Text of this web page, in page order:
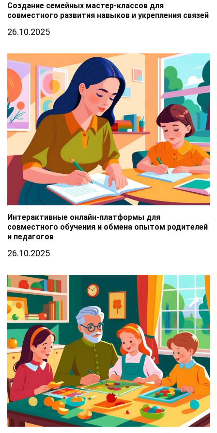
Создание семейных мастер-классов для
совместного развития навыков и укрепления связей
26.10.2025
Интерактивные онлайн-платформы для
совместного обучения и обмена опытом родителей
и педагогов
26.10.2025